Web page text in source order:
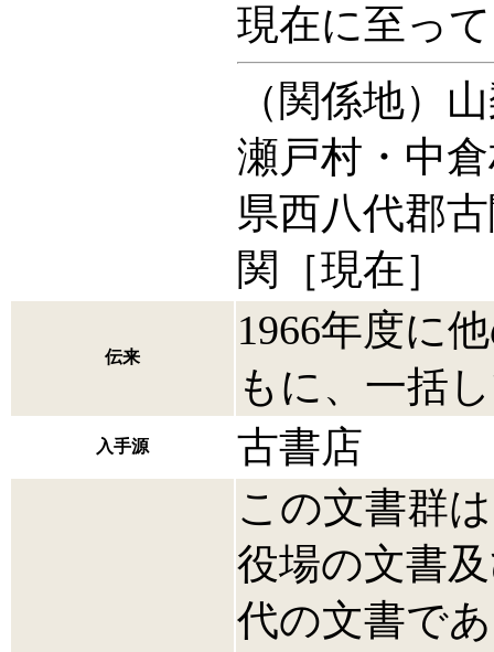
現在に至っ
（関係地）
瀬戸村・中
県西八代郡
関［現在］
伝来
1966年度に
もに、一括
入手源 古書店
この文書群
役場の文書
代の文書で